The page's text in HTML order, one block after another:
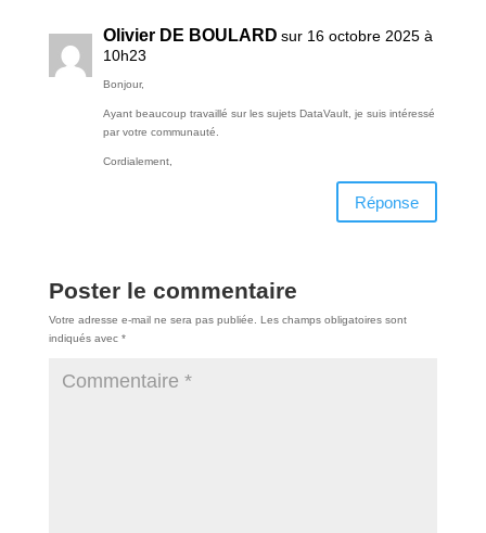
Olivier DE BOULARD sur 16 octobre 2025 à
10h23
Bonjour,
Ayant beaucoup travaillé sur les sujets DataVault, je suis intéressé
par votre communauté.
Cordialement,
Réponse
Poster le commentaire
Votre adresse e-mail ne sera pas publiée. Les champs obligatoires sont
indiqués avec *